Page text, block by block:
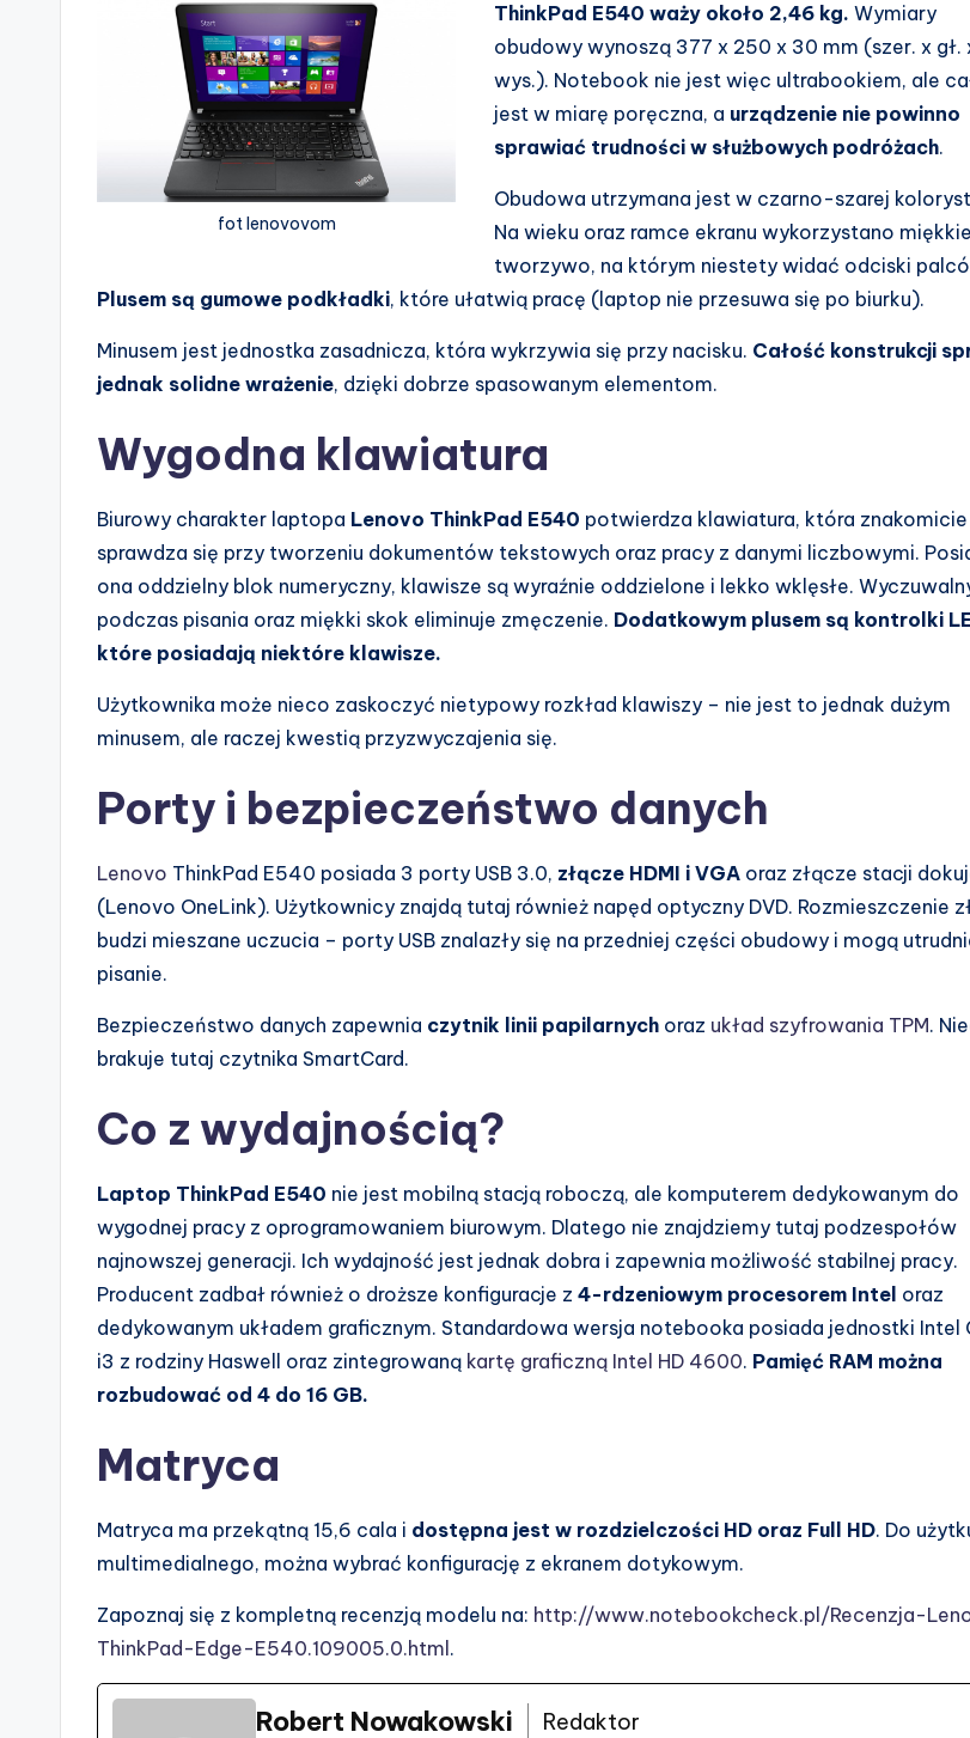
fot lenovovom
ThinkPad E540 waży około 2,46 kg. Wymiary
obudowy wynoszą 377 x 250 x 30 mm (szer. x gł.
wys.). Notebook nie jest więc ultrabookiem, ale
jest w miarę poręczna, a urządzenie nie powinno
sprawiać trudności w służbowych podróżach.
Obudowa utrzymana jest w czarno-szarej
Na wieku oraz ramce ekranu wykorzystano miękkie
tworzywo, na którym niestety widać odciski
Plusem są gumowe podkładki, które ułatwią pracę (laptop nie przesuwa się po biurku).
Minusem jest jednostka zasadnicza, która wykrzywia się przy nacisku. Całość konstrukcji
jednak solidne wrażenie, dzięki dobrze spasowanym elementom.
Wygodna klawiatura
Biurowy charakter laptopa Lenovo ThinkPad E540 potwierdza klawiatura, która znakomicie
sprawdza się przy tworzeniu dokumentów tekstowych oraz pracy z danymi liczbowymi.
ona oddzielny blok numeryczny, klawisze są wyraźnie oddzielone i lekko wklęsłe.
podczas pisania oraz miękki skok eliminuje zmęczenie. Dodatkowym plusem są kontrolki
które posiadają niektóre klawisze.
Użytkownika może nieco zaskoczyć nietypowy rozkład klawiszy – nie jest to jednak dużym
minusem, ale raczej kwestią przyzwyczajenia się.
Porty i bezpieczeństwo danych
Lenovo ThinkPad E540 posiada 3 porty USB 3.0, złącze HDMI i VGA oraz złącze stacji
(Lenovo OneLink). Użytkownicy znajdą tutaj również napęd optyczny DVD. Rozmieszczenie
budzi mieszane uczucia – porty USB znalazły się na przedniej części obudowy i mogą
pisanie.
Bezpieczeństwo danych zapewnia czytnik linii papilarnych oraz układ szyfrowania TPM.
brakuje tutaj czytnika SmartCard.
Co z wydajnością?
Laptop ThinkPad E540 nie jest mobilną stacją roboczą, ale komputerem dedykowanym do
wygodnej pracy z oprogramowaniem biurowym. Dlatego nie znajdziemy tutaj podzespołów
najnowszej generacji. Ich wydajność jest jednak dobra i zapewnia możliwość stabilnej pracy.
Producent zadbał również o droższe konfiguracje z 4-rdzeniowym procesorem Intel oraz
dedykowanym układem graficznym. Standardowa wersja notebooka posiada jednostki Intel
i3 z rodziny Haswell oraz zintegrowaną kartę graficzną Intel HD 4600. Pamięć RAM można
rozbudować od 4 do 16 GB.
Matryca
Matryca ma przekątną 15,6 cala i dostępna jest w rozdzielczości HD oraz Full HD. Do
multimedialnego, można wybrać konfigurację z ekranem dotykowym.
Zapoznaj się z kompletną recenzją modelu na: http://www.notebookcheck.pl/Recenzja-
ThinkPad-Edge-E540.109005.0.html .
Robert Nowakowski Redaktor